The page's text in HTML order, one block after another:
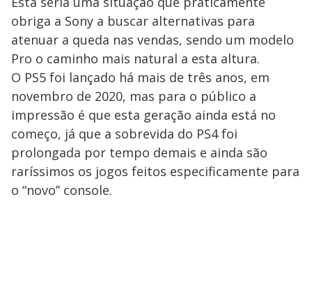
obriga a Sony a buscar alternativas para
atenuar a queda nas vendas, sendo um modelo
Pro o caminho mais natural a esta altura.
O PS5 foi lançado há mais de três anos, em
novembro de 2020, mas para o público a
impressão é que esta geração ainda está no
começo, já que a sobrevida do PS4 foi
prolongada por tempo demais e ainda são
raríssimos os jogos feitos especificamente para
o “novo” console.